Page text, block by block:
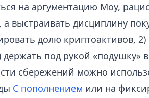
на аргументацию Моу,
выстраивать дисциплину
долю криптоактивов, 2)
держать под рукой «подушку»
сбережений можно
С пополнением или на